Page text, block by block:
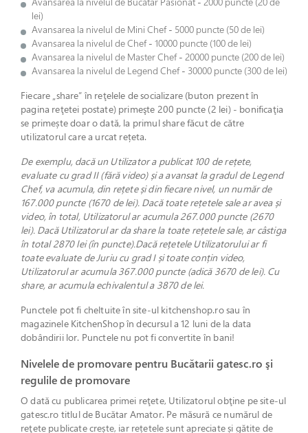
lei)
Avansarea la nivelul de Mini Chef - 5000 puncte (50 de lei)
Avansarea la nivelul de Chef - 10000 puncte (100 de lei)
Avansarea la nivelul de Master Chef - 20000 puncte (200 de lei)
Avansarea la nivelul de Legend Chef - 30000 puncte (300 de lei)
Fiecare „share” în reţelele de socializare (buton prezent în
pagina reţetei postate) primeşte 200 puncte (2 lei) - bonificaţia
se primește doar o dată, la primul share făcut de către
utilizatorul care a urcat rețeta.
De exemplu, dacă un Utilizator a publicat 100 de rețete,
evaluate cu grad II (fără video) și a avansat la gradul de Legend
Chef, va acumula, din rețete și din fiecare nivel, un număr de
167.000 puncte (1670 de lei). Dacă toate rețetele sale ar avea și
video, în total, Utilizatorul ar acumula 267.000 puncte (2670
lei). Dacă Utilizatorul ar da share la toate rețetele sale, ar câstiga
în total 2870 lei (în puncte).Dacă rețetele Utilizatorului ar fi
toate evaluate de Juriu cu grad I și toate conțin video,
Utilizatorul ar acumula 367.000 puncte (adică 3670 de lei). Cu
share, ar acumula echivalentul a 3870 de lei.
Punctele pot fi cheltuite în site-ul kitchenshop.ro sau în
magazinele KitchenShop în decursul a 12 luni de la data
dobândirii lor. Punctele nu pot fi convertite în bani!
Nivelele de promovare pentru Bucătarii gatesc.ro şi
regulile de promovare
O dată cu publicarea primei reţete, Utilizatorul obţine pe site-ul
gatesc.ro titlul de Bucătar Amator. Pe măsură ce numărul de
reţete publicate crește, iar rețetele sunt apreciate și gătite de